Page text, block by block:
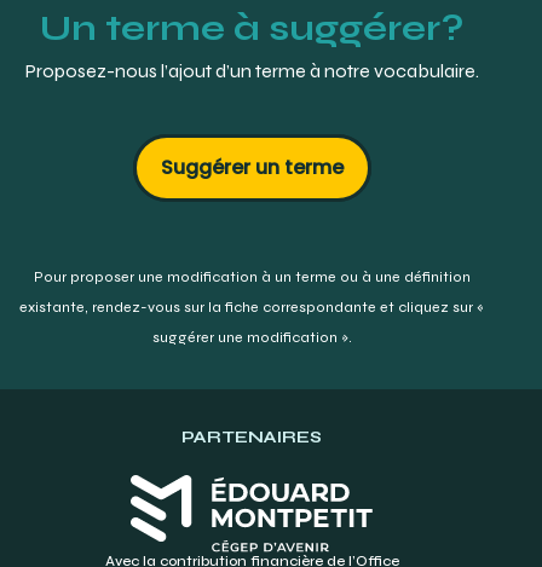
Un terme à suggérer?
Proposez-nous l’ajout d’un terme à notre vocabulaire.
Suggérer un terme
Pour proposer une modification à un terme ou à une définition
existante, rendez-vous sur la fiche correspondante et cliquez sur «
suggérer une modification ».
PARTENAIRES
Avec la contribution financière de l’Office